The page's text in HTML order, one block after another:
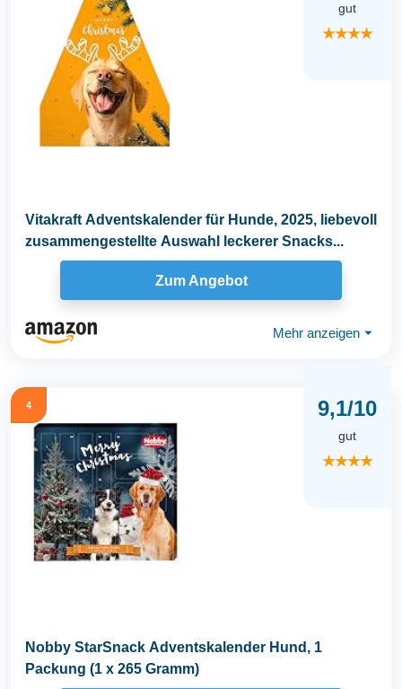
gut
★★★★
Vitakraft Adventskalender für Hunde, 2025, liebevoll
zusammengestellte Auswahl leckerer Snacks...
Zum Angebot
Mehr anzeigen ⏷
4 9,1/10
gut
★★★★
Nobby StarSnack Adventskalender Hund, 1
Packung (1 x 265 Gramm)